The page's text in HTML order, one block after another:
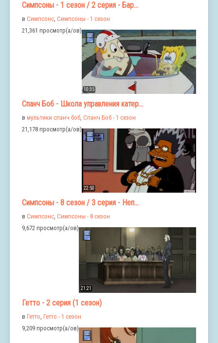
Симпсоны - 1 сезон / 2 серия - Бар...
в Симпсонс, Симпсоны - 1 сезон
21,361 просмотр(а/ов)
10:35
Спанч Боб - Школа управления катер...
в мультики спанч боб Спанч Боб - 1 сезон
21,178 просмотр(а/ов)
22:50
Симпсоны - 8 сезон / 3 серия - Неп...
в Симпсонс Симпсоны - 8 сезон
9,672 просмотр(а/ов)
21:21
Гетто - 2 серия (1 сезон)
в Гетто Гетто - 1 сезон
9,209 просмотр(а/ов)